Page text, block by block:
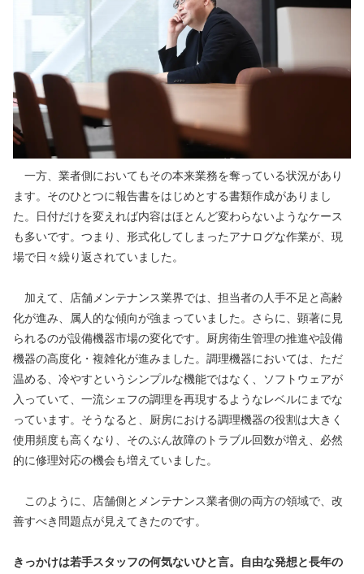
一方、業者側においてもその本来業務を奪っている状況があり
ます。そのひとつに報告書をはじめとする書類作成がありまし
た。日付だけを変えれば内容はほとんど変わらないようなケース
も多いです。つまり、形式化してしまったアナログな作業が、現
場で日々繰り返されていました。
加えて、店舗メンテナンス業界では、担当者の人手不足と高齢
化が進み、属人的な傾向が強まっていました。さらに、顕著に見
られるのが設備機器市場の変化です。厨房衛生管理の推進や設備
機器の高度化・複雑化が進みました。調理機器においては、ただ
温める、冷やすというシンプルな機能ではなく、ソフトウェアが
入っていて、一流シェフの調理を再現するようなレベルにまでな
っています。そうなると、厨房における調理機器の役割は大きく
使用頻度も高くなり、そのぶん故障のトラブル回数が増え、必然
的に修理対応の機会も増えていました。
このように、店舗側とメンテナンス業者側の両方の領域で、改
善すべき問題点が見えてきたのです。
きっかけは若手スタッフの何気ないひと言。自由な発想と長年の